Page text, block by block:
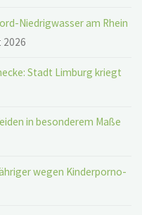
Niedrigwasser am Rhein
2026
Stadt Limburg kriegt
in besonderem Maße
wegen Kinderporno-